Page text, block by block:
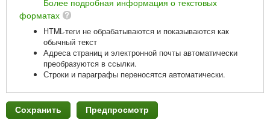
форматах
HTML-теги не обрабатываются и показываются как
обычный текст
Адреса страниц и электронной почты автоматически
преобразуются в ссылки.
Строки и параграфы переносятся автоматически.